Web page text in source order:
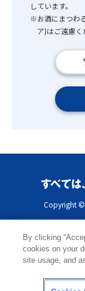
しています。
※お酒にまつわ
ア)はご遠慮く
Copyright ©
By clicking
cookies on your
site usage, and